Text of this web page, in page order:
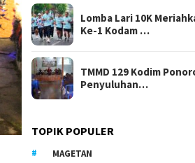
Lomba Lari 10K
Ke-1 Kodam …
TMMD 129 Kodim
Penyuluhan…
TOPIK POPULER
MAGETAN